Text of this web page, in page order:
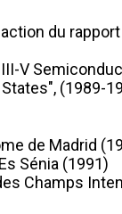
du
V
(1989-
de Madrid
Sénia (1991)
Champs